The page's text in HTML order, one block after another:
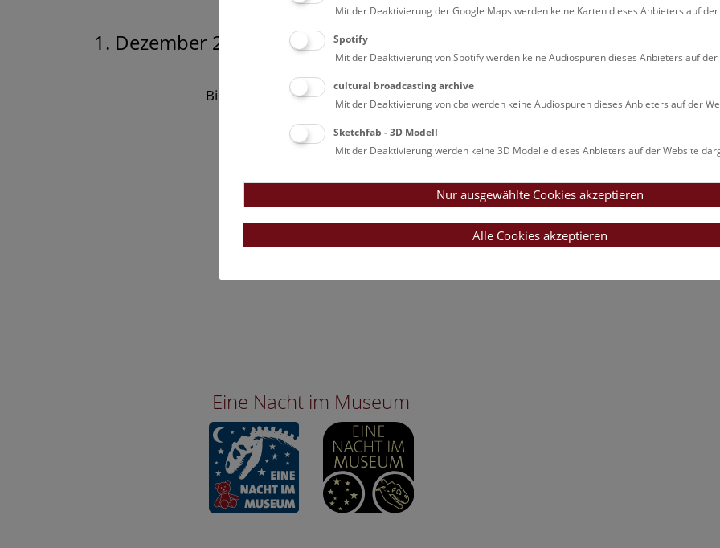
1. Dezember 2019
Bisher keine Ergebnisse. Dienstags ist das NHM Wien in der Regel geschlossen.
Eine Nacht im Museum
Mit der Deaktivierung der Google Maps werden keine Karten dieses Anbieters auf
Spotify
Mit der Deaktivierung von Spotify werden keine Audiospuren dieses Anbieters auf
cultural broadcasting archive
Mit der Deaktivierung von cba werden keine Audiospuren dieses Anbieters auf der
Sketchfab - 3D Modell
Mit der Deaktivierung werden keine 3D Modelle dieses Anbieters auf der Website
Nur ausgewählte Cookies akzeptieren
Alle Cookies akzeptieren